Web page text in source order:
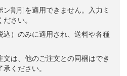
ン割引を適用できません。入力ミ
さい。
込）のみに適用され、送料や各種
文は、他のご注文との同梱はでき
ください。